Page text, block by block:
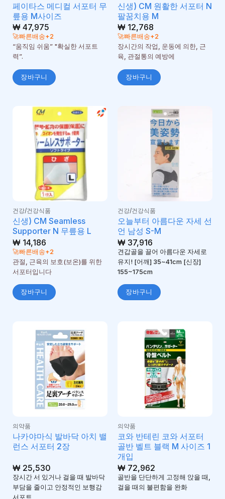
페이타스 메디컬 서포터 무
릎용 M사이즈
₩47,975
🚀빠른배송+2
“움직임 쉬움” "확실한 서포트
력”.
장바구니
신생) CM 원활한 서포터 N
팔꿈치용 M
₩12,768
🚀빠른배송+2
장시간의 작업, 운동에 의한, 근
육, 관절통의 예방에
장바구니
건강/건강식품
신생) CM Seamless
Supporter N 무릎용 L
₩14,186
🚀빠른배송+2
관절, 근육의 보호(보온)를 위한
서포터입니다
장바구니
건강/건강식품
오늘부터 아름다운 자세 선
언 남성 S-M
₩37,916
견갑골을 끌어 아름다운 자세로
유지! [어깨] 35~41cm [신장]
155~175cm
장바구니
의약품
나카야마식 발바닥 아치 밸
런스 서포터 2장
₩25,530
장시간 서 있거나 걸을 때 발바닥
부담을 줄이고 안정적인 보행감
서포트
의약품
코와 반테린 코와 서포터
골반 벨트 블랙 M 사이즈 1
개입
₩72,962
골반을 단단하게 고정해 앉을 때,
걸을 때의 불편함을 완화